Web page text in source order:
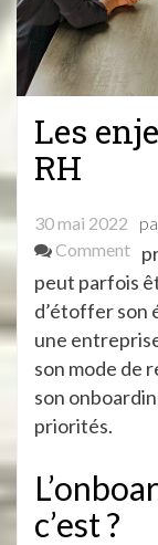
Les
RH
30 mai 2022
Commenton
Les
RH
peut parfois
d’étoffer son
une
son mode de
son
priorités.
c’est ?